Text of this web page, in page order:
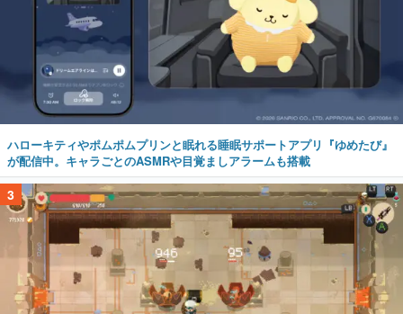
ハローキティやポムポムプリンと眠れる睡眠サポートアプリ『ゆめたび』
が配信中。キャラごとのASMRや目覚ましアラームも搭載
3